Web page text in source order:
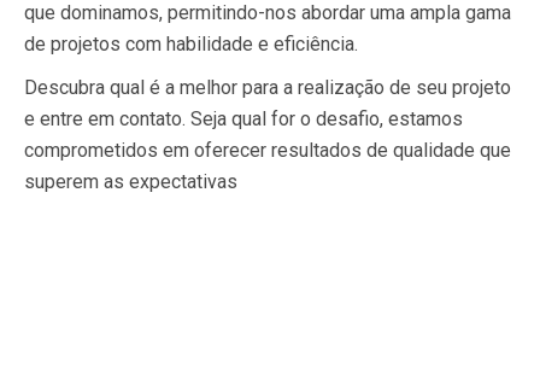
que dominamos, permitindo-nos abordar uma ampla gama
de projetos com habilidade e eficiência.
Descubra qual é a melhor para a realização de seu projeto
e entre em contato. Seja qual for o desafio, estamos
comprometidos em oferecer resultados de qualidade que
superem as expectativas